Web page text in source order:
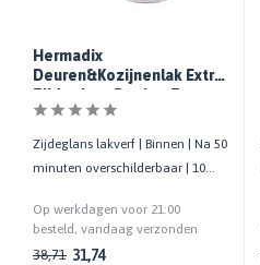
Hermadix
Deuren&Kozijnenlak Extra
Zijdeglans Donker Taupe
Zijdeglans lakverf | Binnen | Na 50
minuten overschilderbaar | 10
Op werkdagen voor 21:00
besteld, vandaag verzonden
38,71 31,74